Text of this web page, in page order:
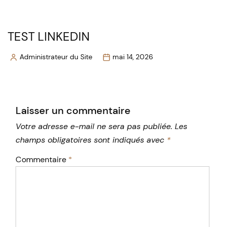
TEST LINKEDIN
PostedAdministrateur du Site mai 14, 2026
Laisser un commentaire
Votre adresse e-mail ne sera pas publiée. Les
champs obligatoires sont indiqués avec *
Commentaire *